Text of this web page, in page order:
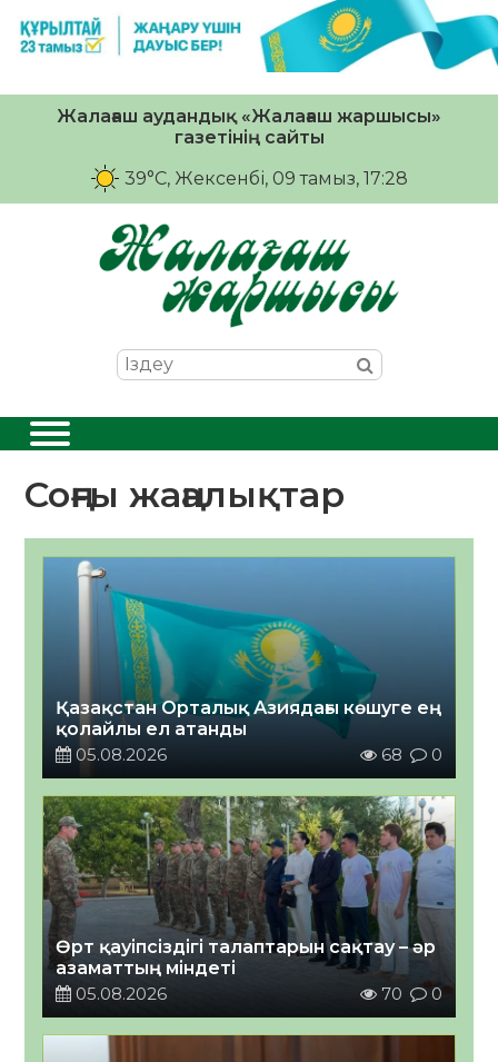
Жалағаш аудандық «Жалағаш жаршысы»
газетінің сайты
39°C, Жексенбі, 09 тамыз, 17:28
Соңғы жаңалықтар
Қазақстан Орталық Азиядағы көшуге ең
қолайлы ел атанды
05.08.2026
68 0
Өрт қауіпсіздігі талаптарын сақтау – әр
азаматтың міндеті
05.08.2026
70 0